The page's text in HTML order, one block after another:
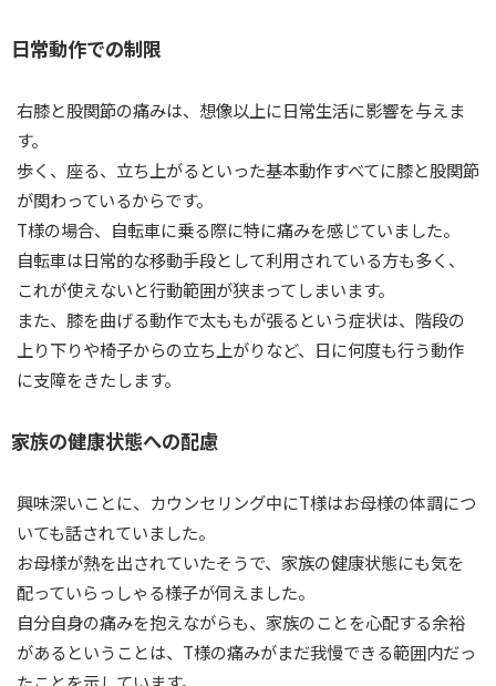
日常動作での制限
右膝と股関節の痛みは、想像以上に日常生活に影響を与えま
す。
歩く、座る、立ち上がるといった基本動作すべてに膝と股関節
が関わっているからです。
T様の場合、自転車に乗る際に特に痛みを感じていました。
自転車は日常的な移動手段として利用されている方も多く、
これが使えないと行動範囲が狭まってしまいます。
また、膝を曲げる動作で太ももが張るという症状は、階段の
上り下りや椅子からの立ち上がりなど、日に何度も行う動作
に支障をきたします。
家族の健康状態への配慮
興味深いことに、カウンセリング中にT様はお母様の体調につ
いても話されていました。
お母様が熱を出されていたそうで、家族の健康状態にも気を
配っていらっしゃる様子が伺えました。
自分自身の痛みを抱えながらも、家族のことを心配する余裕
があるということは、T様の痛みがまだ我慢できる範囲内だっ